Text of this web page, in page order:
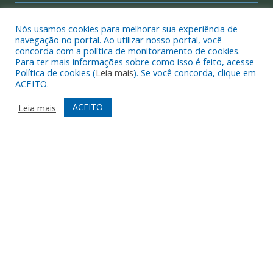
Consulta Pública – PPA 2026–2029 – Limoeiro do Ajuru/PA
Regimento Interno da 13ª Conferência Municipal de Assistência
Social de Limoeiro do Ajuru
3ª Conferência Municipal de Meio Ambiente
Nós usamos cookies para melhorar sua experiência de
navegação no portal. Ao utilizar nosso portal, você
concorda com a política de monitoramento de cookies.
Para ter mais informações sobre como isso é feito, acesse
Política de cookies (Leia mais). Se você concorda, clique em
ACEITO.
Leia mais
ACEITO